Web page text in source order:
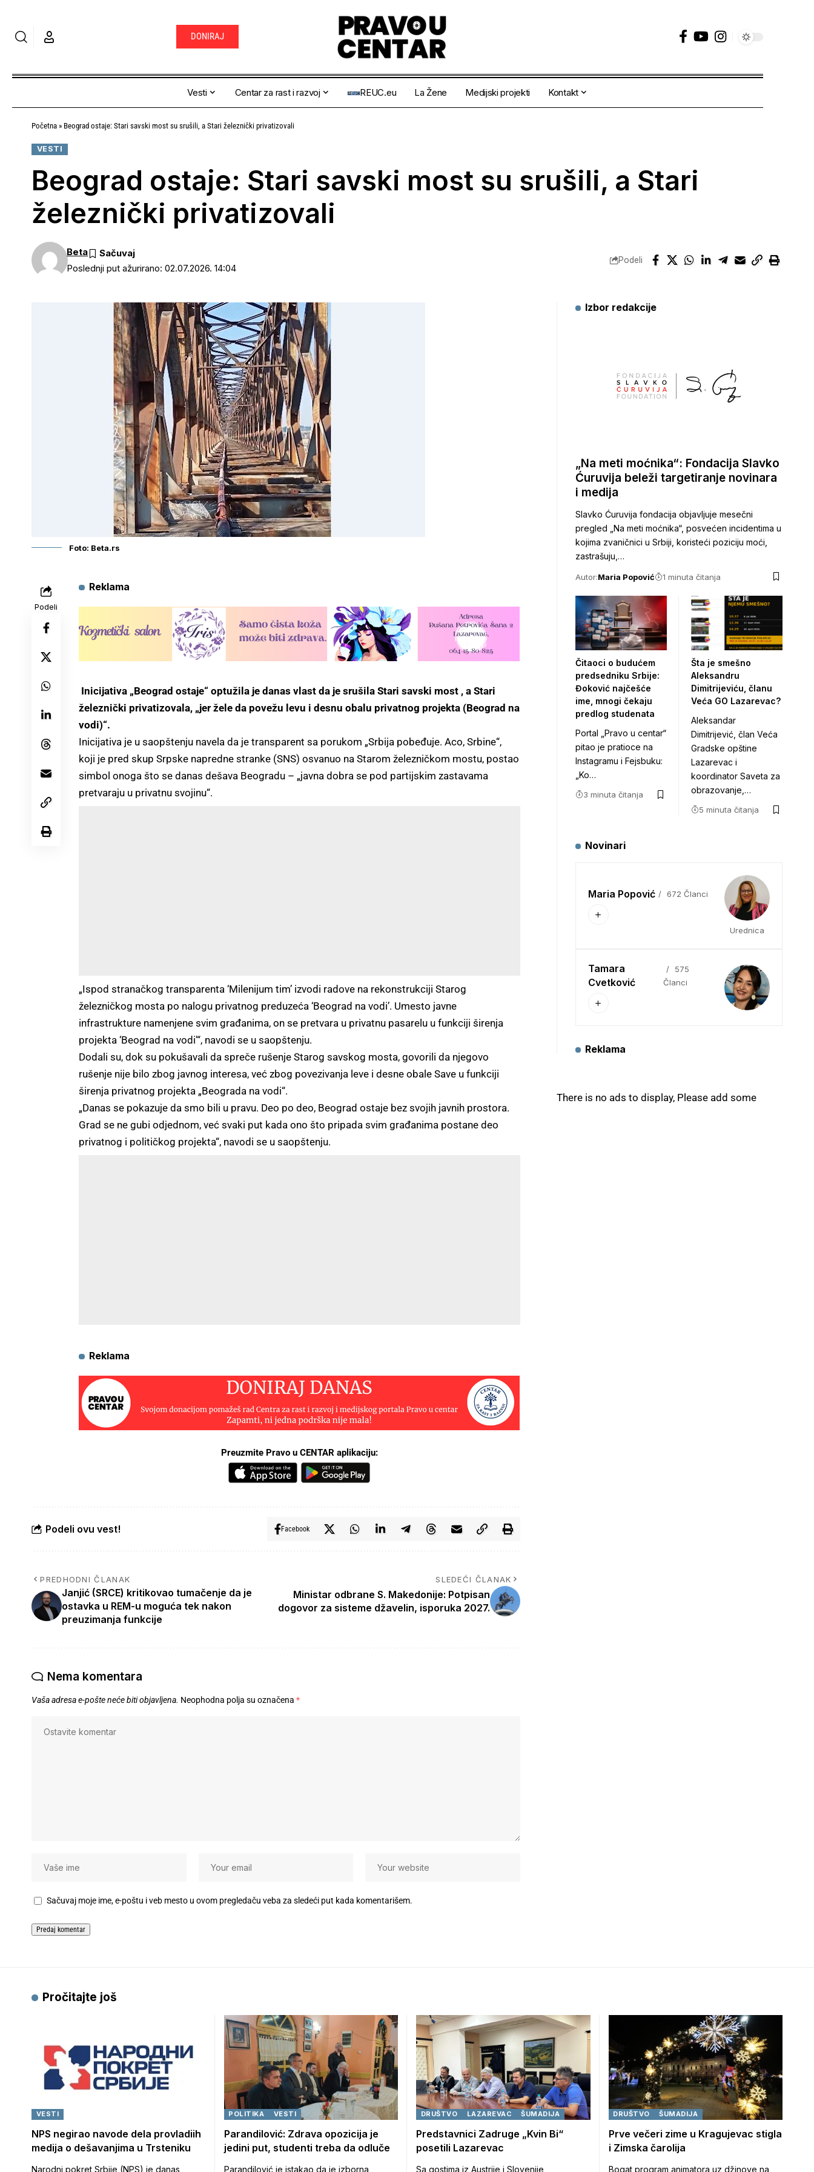
DONIRAJ
Vesti Centar za rast i razvoj REUC.eu La Žene Medijski projekti Kontakt
Početna » Beograd ostaje: Stari savski most su srušili, a Stari železnički privatizovali
VESTI
Beograd ostaje: Stari savski most su srušili, a Stari
železnički privatizovali
Poslednji put ažurirano: 02.07.2026. 14:04
Beta
Podeli
Foto: Beta.rs
Podeli
Reklama
Inicijativa „Beograd ostaje“ optužila je danas vlast da je srušila Stari savski most , a Stari
železnički privatizovala, „jer žele da povežu levu i desnu obalu privatnog projekta (Beograd na
vodi)“.
Inicijativa je u saopštenju navela da je transparent sa porukom „Srbija pobeđuje. Aco, Srbine“,
koji je pred skup Srpske napredne stranke (SNS) osvanuo na Starom železničkom mostu, postao
simbol onoga što se danas dešava Beogradu – „javna dobra se pod partijskim zastavama
pretvaraju u privatnu svojinu“.
„Ispod stranačkog transparenta ‘Milenijum tim’ izvodi radove na rekonstrukciji Starog
železničkog mosta po nalogu privatnog preduzeća ‘Beograd na vodi’. Umesto javne
infrastrukture namenjene svim građanima, on se pretvara u privatnu pasarelu u funkciji širenja
projekta ‘Beograd na vodi'“, navodi se u saopštenju.
Dodali su, dok su pokušavali da spreče rušenje Starog savskog mosta, govorili da njegovo
rušenje nije bilo zbog javnog interesa, već zbog povezivanja leve i desne obale Save u funkciji
širenja privatnog projekta „Beograda na vodi“.
„Danas se pokazuje da smo bili u pravu. Deo po deo, Beograd ostaje bez svojih javnih prostora.
Grad se ne gubi odjednom, već svaki put kada ono što pripada svim građanima postane deo
privatnog i političkog projekta“, navodi se u saopštenju.
Reklama
Preuzmite Pravo u CENTAR aplikaciju:
Podeli ovu vest! Facebook
PREDHODNI ČLANAK
Janjić (SRCE) kritikovao tumačenje da je
ostavka u REM-u moguća tek nakon
preuzimanja funkcije
SLEDEĆI ČLANAK
Ministar odbrane S. Makedonije: Potpisan
dogovor za sisteme džavelin, isporuka 2027.
Nema komentara
Vaša adresa e-pošte neće biti objavljena. Neophodna polja su označena *
Sačuvaj moje ime, e-poštu i veb mesto u ovom pregledaču veba za sledeći put kada komentarišem.
Izbor redakcije
„Na meti moćnika“: Fondacija Slavko
Ćuruvija beleži targetiranje novinara
i medija
Slavko Ćuruvija fondacija objavljuje mesečni
pregled „Na meti moćnika“, posvećen incidentima u
kojima zvaničnici u Srbiji, koristeći poziciju moći,
zastrašuju,…
Autor:Maria Popović 1 minuta čitanja
Čitaoci o budućem
predsedniku Srbije:
Đoković najčešće
ime, mnogi čekaju
predlog studenata
Portal „Pravo u centar“
pitao je pratioce na
Instagramu i Fejsbuku:
„Ko…
3 minuta čitanja
Šta je smešno
Aleksandru
Dimitrijeviću, članu
Veća GO Lazarevac?
Aleksandar
Dimitrijević, član Veća
Gradske opštine
Lazarevac i
koordinator Saveta za
obrazovanje,…
5 minuta čitanja
Novinari
Maria Popović 672 Članci
Urednica
Tamara
Cvetković
575
Članci
Reklama
There is no ads to display, Please add some
Pročitajte još
VESTI
NPS negirao navode dela provladiih
medija o dešavanjima u Trsteniku
Narodni pokret Srbije (NPS) je danas
POLITIKA VESTI
Parandilović: Zdrava opozicija je
jedini put, studenti treba da odluče
Parandilović je istakao da je izborna
DRUŠTVO LAZAREVAC ŠUMADIJA
Predstavnici Zadruge „Kvin Bi“
posetili Lazarevac
Sa gostima iz Austrije i Slovenije
DRUŠTVO ŠUMADIJA
Prve večeri zime u Kragujevac stigla
i Zimska čarolija
Bogat program animatora uz džinove na